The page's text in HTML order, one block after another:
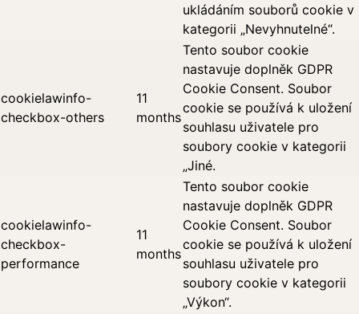
ukládáním souborů cookie v
kategorii „Nevyhnutelné“.
cookielawinfo-
checkbox-others
11
months
Tento soubor cookie
nastavuje doplněk GDPR
Cookie Consent. Soubor
cookie se používá k uložení
souhlasu uživatele pro
soubory cookie v kategorii
„Jiné.
cookielawinfo-
checkbox-
performance
11
months
Tento soubor cookie
nastavuje doplněk GDPR
Cookie Consent. Soubor
cookie se používá k uložení
souhlasu uživatele pro
soubory cookie v kategorii
„Výkon“.